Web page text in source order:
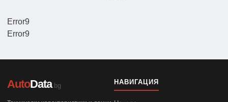
Error9
Error9
AutoData.bg НАВИГАЦИЯ